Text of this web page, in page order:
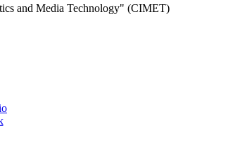
and Media Technology" (CIMET)